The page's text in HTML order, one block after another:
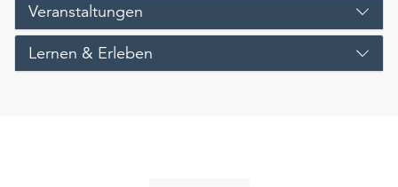
Veranstaltungen
Lernen & Erleben